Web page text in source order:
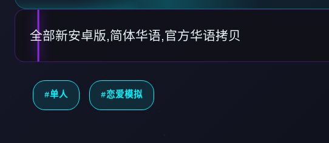
全部新安卓版,简体华语,官方华语拷贝
#单人 #恋爱模拟